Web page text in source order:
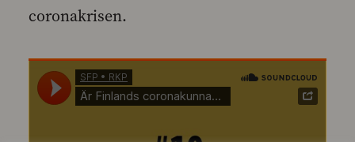
coronakrisen.